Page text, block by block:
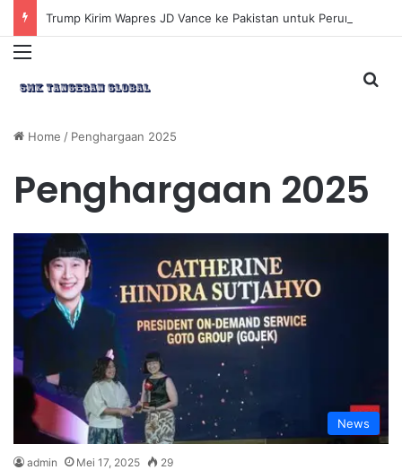
Menu
Home / Penghargaan 2025
Penghargaan 2025
News
admin Mei 17, 2025 29